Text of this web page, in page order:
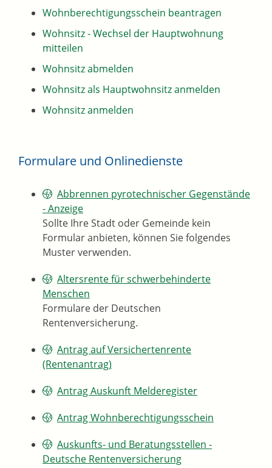
Wohnberechtigungsschein beantragen
Wohnsitz - Wechsel der Hauptwohnung
mitteilen
Wohnsitz abmelden
Wohnsitz als Hauptwohnsitz anmelden
Wohnsitz anmelden
Formulare und Onlinedienste
Abbrennen pyrotechnischer Gegenstände
- Anzeige
Sollte Ihre Stadt oder Gemeinde kein
Formular anbieten, können Sie folgendes
Muster verwenden.
Altersrente für schwerbehinderte
Menschen
Formulare der Deutschen
Rentenversicherung.
Antrag auf Versichertenrente
(Rentenantrag)
Antrag Auskunft Melderegister
Antrag Wohnberechtigungsschein
Auskunfts- und Beratungsstellen -
Deutsche Rentenversicherung